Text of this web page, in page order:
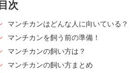
目次
マンチカンはどんな人に向いている？
マンチカンを飼う前の準備！
マンチカンの飼い方は？
マンチカンの飼い方まとめ